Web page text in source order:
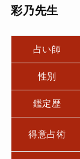
彩乃先生
占い師
性別
鑑定歴
得意占術